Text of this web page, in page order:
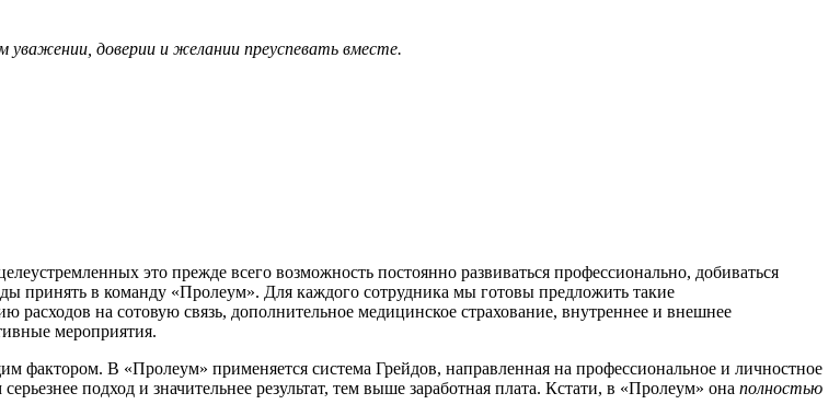
уважении, доверии и желании преуспевать вместе.
это прежде всего возможность постоянно развиваться профессионально, добиваться
принять в команду «Пролеум». Для каждого сотрудника мы готовы предложить такие
на сотовую связь, дополнительное медицинское страхование, внутреннее и внешнее
мероприятия.
фактором. В «Пролеум» применяется система Грейдов, направленная на профессиональное и личностное
подход и значительнее результат, тем выше заработная плата. Кстати, в «Пролеум» она полностью